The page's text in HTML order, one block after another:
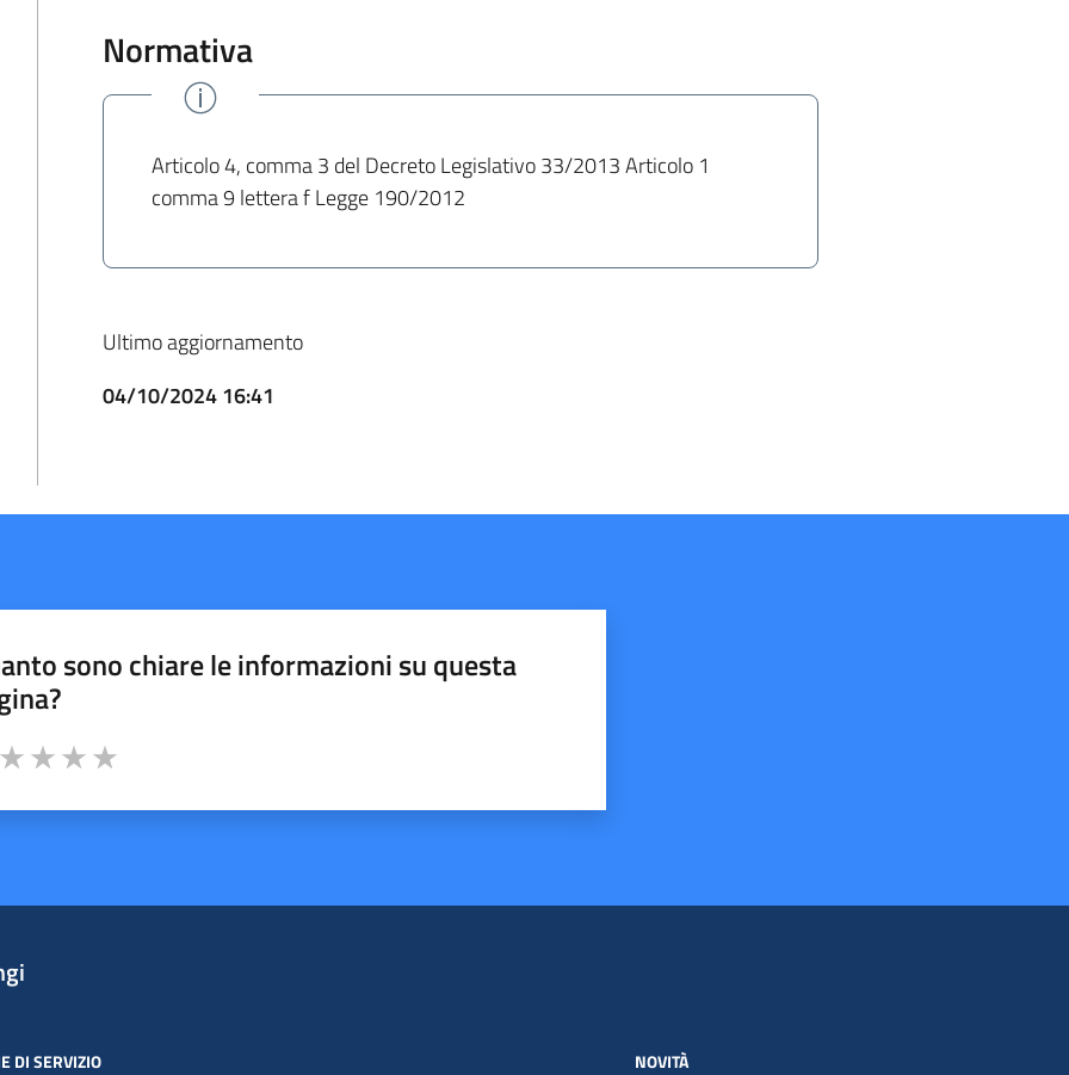
Normativa
Articolo 4, comma 3 del Decreto Legislativo 33/2013 Articolo 1
comma 9 lettera f Legge 190/2012
Ultimo aggiornamento
04/10/2024 16:41
sono chiare le informazioni su questa
da 1 a 5 stelle la pagina
DI SERVIZIO NOVITÀ